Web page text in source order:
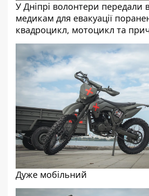
У Дніпрі волонтери передали
медикам для евакуації
квадроцикл, мотоцикл та
Дуже мобільний